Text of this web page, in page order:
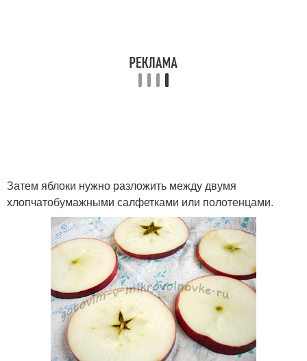
Затем яблоки нужно разложить между двумя
хлопчатобумажными салфетками или полотенцами.